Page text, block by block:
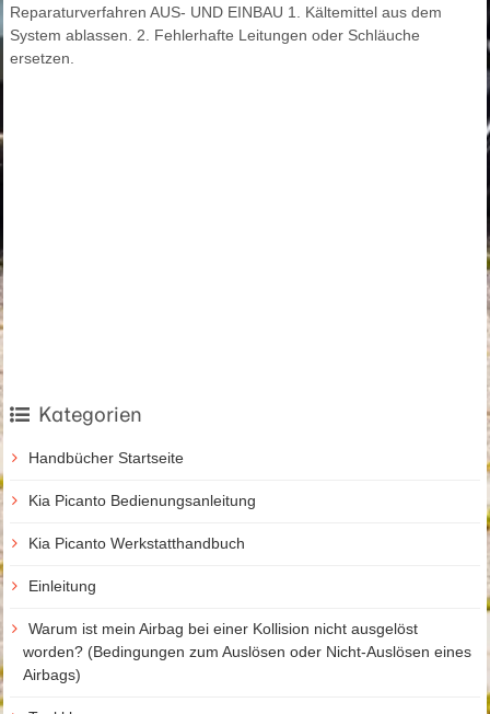
Reparaturverfahren AUS- UND EINBAU 1. Kältemittel aus dem
System ablassen. 2. Fehlerhafte Leitungen oder Schläuche
ersetzen.
Kategorien
Handbücher Startseite
Kia Picanto Bedienungsanleitung
Kia Picanto Werkstatthandbuch
Einleitung
Warum ist mein Airbag bei einer Kollision nicht ausgelöst
worden? (Bedingungen zum Auslösen oder Nicht-Auslösen eines
Airbags)